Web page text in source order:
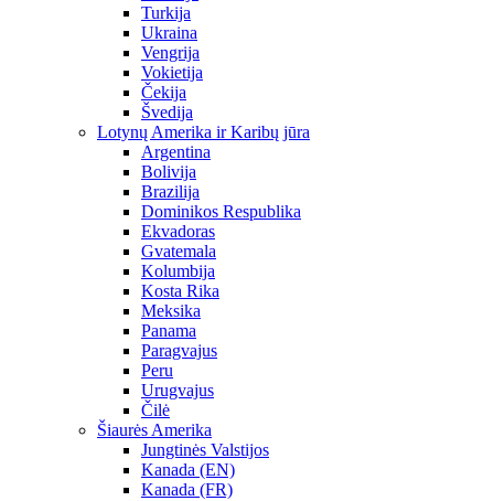
Turkija
Ukraina
Vengrija
Vokietija
Čekija
Švedija
Lotynų Amerika ir Karibų jūra
Argentina
Bolivija
Brazilija
Dominikos Respublika
Ekvadoras
Gvatemala
Kolumbija
Kosta Rika
Meksika
Panama
Paragvajus
Peru
Urugvajus
Čilė
Šiaurės Amerika
Jungtinės Valstijos
Kanada (EN)
Kanada (FR)